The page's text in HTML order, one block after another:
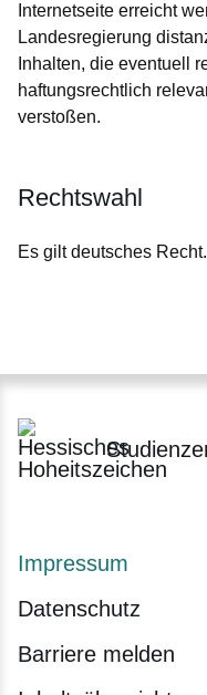
Internetseite erreicht
Landesregierung
Inhalten, die eventuell
haftungsrechtlich
verstoßen.
Rechtswahl
Es gilt deutsches Recht.
Impressum
Datenschutz
Barriere melden